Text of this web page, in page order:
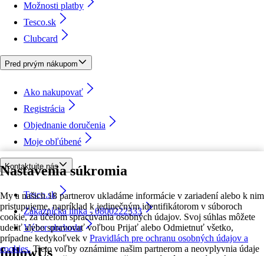
Nastavenia súkromia
My a našich 18 partnerov ukladáme informácie v zariadení alebo k nim
pristupujeme, napríklad k jedinečným identifikátorom v súboroch
cookie, za účelom spracúvania osobných údajov. Svoj súhlas môžete
udeliť alebo spravovať voľbou Prijať alebo Odmietnuť všetko,
prípadne kedykoľvek v Pravidlách pre ochranu osobných údajov a
cookies. Tieto voľby oznámime našim partnerom a neovplyvnia údaje
Možnosti platby
Tesco.sk
Clubcard
Pred prvým nákupom
Ako nakupovať
Registrácia
Objednanie doručenia
Moje obľúbené
Kontaktujte nás
Tesco.sk
Zákaznícka linka - 0800222333
Výber obchodu
followUs